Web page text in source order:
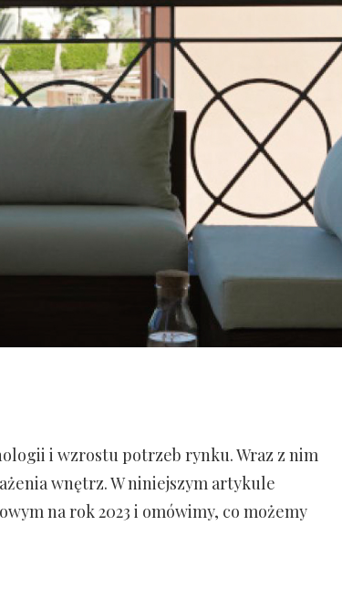
i wzrostu potrzeb rynku. Wraz z nim
wnętrz. W niniejszym artykule
na rok 2023 i omówimy, co możemy